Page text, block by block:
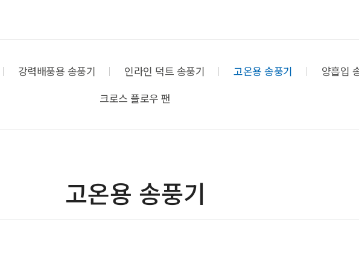
강력배풍용 송풍기 인라인 덕트 송풍기 고온용 송풍기 양흡입
크로스 플로우 팬
고온용 송풍기